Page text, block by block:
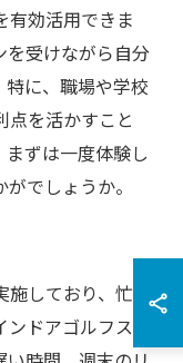
有効活用できま
を受けながら自分
に、職場や学校
点を活かすこと
ずは一度体験し
でしょうか。
しており、忙し
ドアゴルフスク